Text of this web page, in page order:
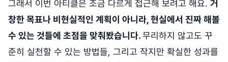
그래서 이번 아티클은 조금 다르게 접근해 보려고 해요. 거
창한 목표나 비현실적인 계획이 아니라, 현실에서 진짜 해볼
수 있는 것들에 초점을 맞춰봤습니다.무리하지 않고도 꾸
준히 실천할 수 있는 방법들, 그리고 작지만 확실한 성과를